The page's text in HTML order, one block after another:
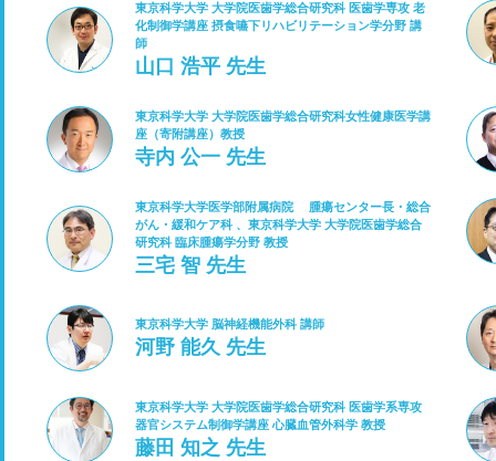
東京科学大学 大学院医歯学総合研究科 医歯学専攻 老
化制御学講座 摂食嚥下リハビリテーション学分野 講
師
山口 浩平 先生
東京科学大学 大学院医歯学総合研究科女性健康医学講
座（寄附講座）教授
寺内 公一 先生
東京科学大学医学部附属病院 腫瘍センター長・総合
がん・緩和ケア科 、東京科学大学 大学院医歯学総合
研究科 臨床腫瘍学分野 教授
三宅 智 先生
東京科学大学 脳神経機能外科 講師
河野 能久 先生
東京科学大学 大学院医歯学総合研究科 医歯学系専攻
器官システム制御学講座 心臓血管外科学 教授
藤田 知之 先生